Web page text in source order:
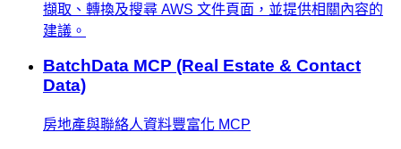
擷取、轉換及搜尋 AWS 文件頁面，並提供相關內容的
建議。
BatchData MCP (Real Estate & Contact
Data)
房地產與聯絡人資料豐富化 MCP